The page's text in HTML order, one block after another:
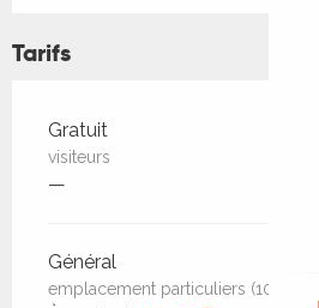
Tarifs
Tarifs 2026
Gratuit
visiteurs
—
Général
emplacement particuliers (10m²)